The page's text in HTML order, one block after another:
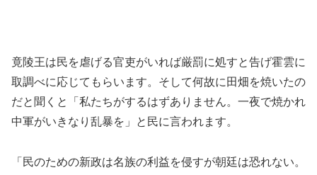
竟陵王は民を虐げる官吏がいれば厳罰に処すと告げ霍雲に
取調べに応じてもらいます。そして何故に田畑を焼いたの
だと聞くと「私たちがするはずありません。一夜で焼かれ
中軍がいきなり乱暴を」と民に言われます。
「民のための新政は名族の利益を侵すが朝廷は恐れない。